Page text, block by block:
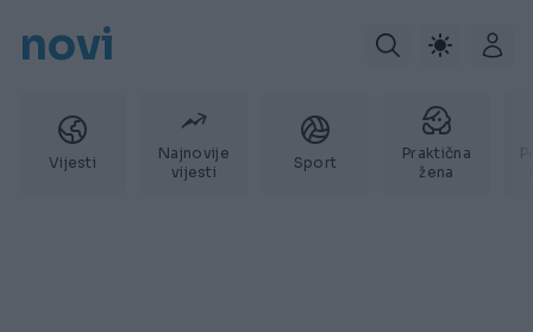
novi
Vijesti
Najnovije
vijesti
Sport
Praktična
žena